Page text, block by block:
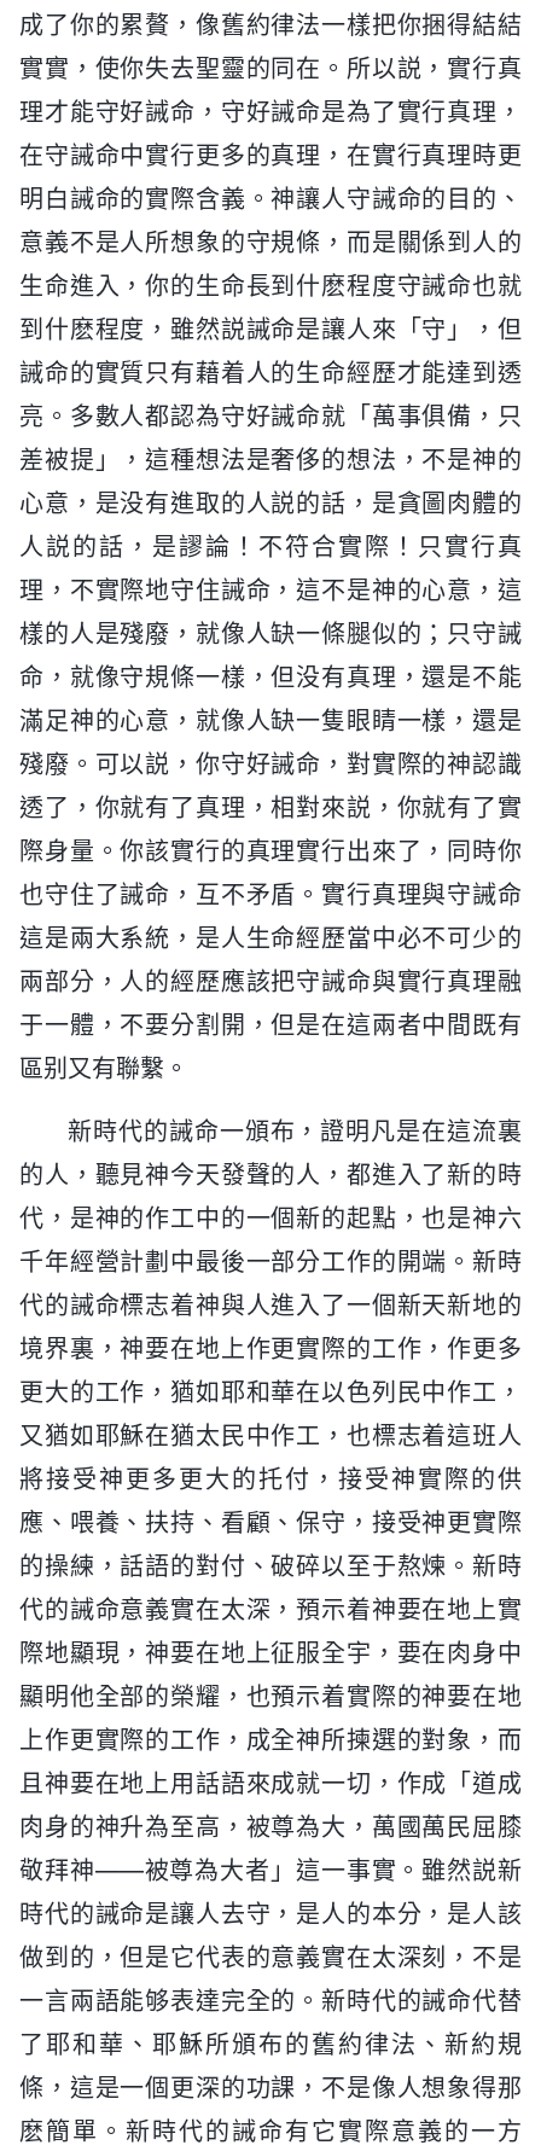
成了你的累贅，像舊約律法一樣把你捆得結結
實實，使你失去聖靈的同在。所以説，實行真
理才能守好誡命，守好誡命是為了實行真理，
在守誡命中實行更多的真理，在實行真理時更
明白誡命的實際含義。神讓人守誡命的目的、
意義不是人所想象的守規條，而是關係到人的
生命進入，你的生命長到什麽程度守誡命也就
到什麽程度，雖然説誡命是讓人來「守」，但
誡命的實質只有藉着人的生命經歷才能達到透
亮。多數人都認為守好誡命就「萬事俱備，只
差被提」，這種想法是奢侈的想法，不是神的
心意，是没有進取的人説的話，是貪圖肉體的
人説的話，是謬論！不符合實際！只實行真
理，不實際地守住誡命，這不是神的心意，這
樣的人是殘廢，就像人缺一條腿似的；只守誡
命，就像守規條一樣，但没有真理，還是不能
滿足神的心意，就像人缺一隻眼睛一樣，還是
殘廢。可以説，你守好誡命，對實際的神認識
透了，你就有了真理，相對來説，你就有了實
際身量。你該實行的真理實行出來了，同時你
也守住了誡命，互不矛盾。實行真理與守誡命
這是兩大系統，是人生命經歷當中必不可少的
兩部分，人的經歷應該把守誡命與實行真理融
于一體，不要分割開，但是在這兩者中間既有
區别又有聯繫。
新時代的誡命一頒布，證明凡是在這流裏
的人，聽見神今天發聲的人，都進入了新的時
代，是神的作工中的一個新的起點，也是神六
千年經營計劃中最後一部分工作的開端。新時
代的誡命標志着神與人進入了一個新天新地的
境界裏，神要在地上作更實際的工作，作更多
更大的工作，猶如耶和華在以色列民中作工，
又猶如耶穌在猶太民中作工，也標志着這班人
將接受神更多更大的托付，接受神實際的供
應、喂養、扶持、看顧、保守，接受神更實際
的操練，話語的對付、破碎以至于熬煉。新時
代的誡命意義實在太深，預示着神要在地上實
際地顯現，神要在地上征服全宇，要在肉身中
顯明他全部的榮耀，也預示着實際的神要在地
上作更實際的工作，成全神所揀選的對象，而
且神要在地上用話語來成就一切，作成「道成
肉身的神升為至高，被尊為大，萬國萬民屈膝
敬拜神——被尊為大者」這一事實。雖然説新
時代的誡命是讓人去守，是人的本分，是人該
做到的，但是它代表的意義實在太深刻，不是
一言兩語能够表達完全的。新時代的誡命代替
了耶和華、耶穌所頒布的舊約律法、新約規
條，這是一個更深的功課，不是像人想象得那
麽簡單。新時代的誡命有它實際意義的一方